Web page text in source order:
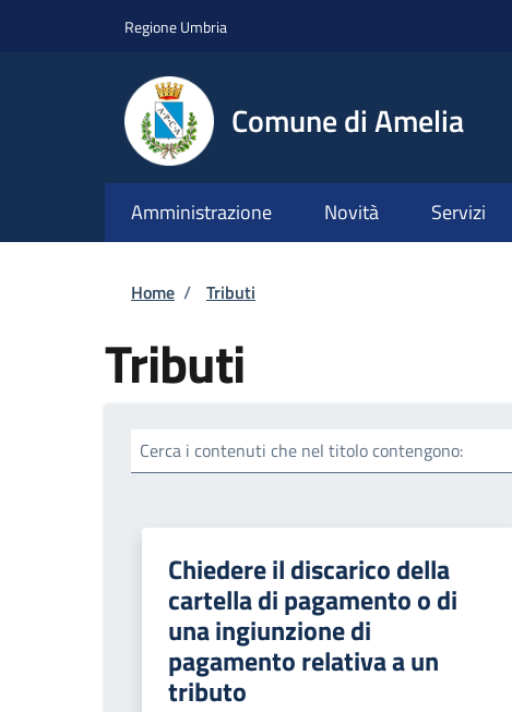
Regione Umbria
Comune di Amelia
Amministrazione Novità Servizi
Briciole di pane
Home / Tributi
Tributi
Cerca i contenuti che nel titolo contengono:
Chiedere il discarico della
cartella di pagamento o di
una ingiunzione di
pagamento relativa a un
tributo